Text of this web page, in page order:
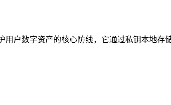
户数字资产的核心防线，它通过私钥本地